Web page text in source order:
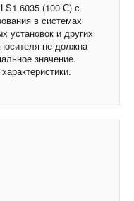
6035 (100 С) с
в системах
установок и других
не должна
значение.